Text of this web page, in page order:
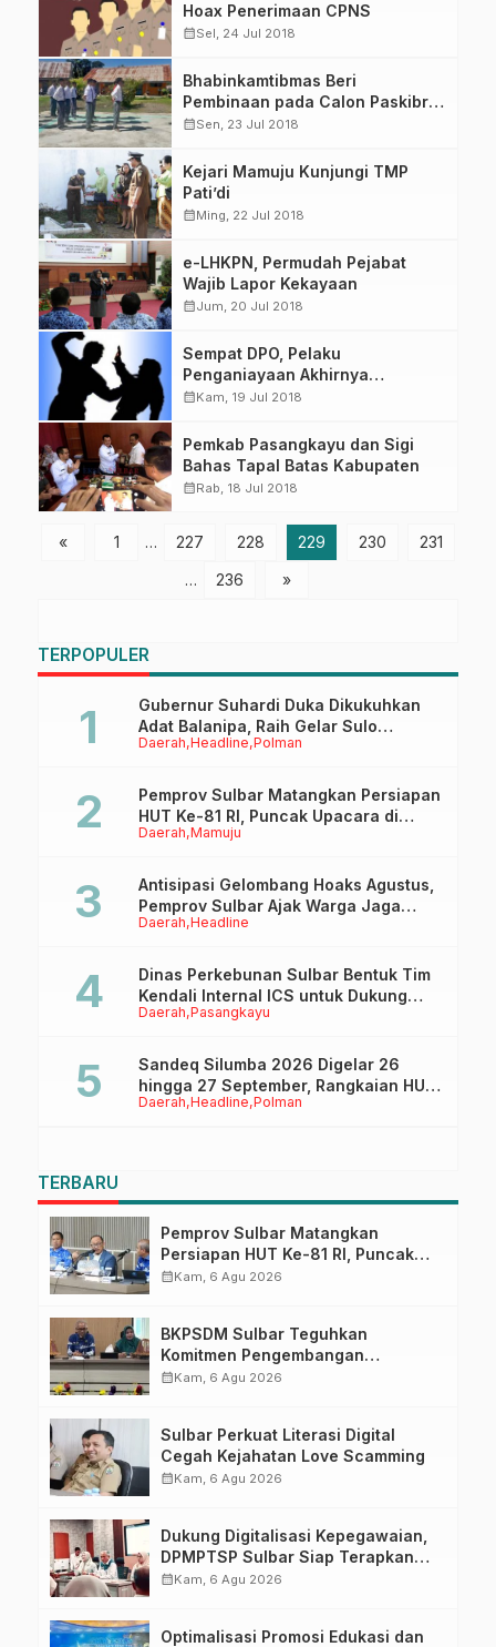
Hoax Penerimaan CPNS
calendar_monthSel, 24 Jul 2018
Bhabinkamtibmas Beri
Pembinaan pada Calon Paskibra
SMA 1 Bambalomutu
calendar_monthSen, 23 Jul 2018
Kejari Mamuju Kunjungi TMP
Pati’di
calendar_monthMing, 22 Jul 2018
e-LHKPN, Permudah Pejabat
Wajib Lapor Kekayaan
calendar_monthJum, 20 Jul 2018
Sempat DPO, Pelaku
Penganiayaan Akhirnya
Diamankan
calendar_monthKam, 19 Jul 2018
Pemkab Pasangkayu dan Sigi
Bahas Tapal Batas Kabupaten
calendar_monthRab, 18 Jul 2018
« 1 … 227 228 229 230
231
…
236 »
TERPOPULER
Daerah Headline Polman
Gubernur Suhardi Duka Dikukuhkan
Adat Balanipa, Raih Gelar Sulo
Tappidena
Daerah Mamuju
Pemprov Sulbar Matangkan Persiapan
HUT Ke-81 RI, Puncak Upacara di
Lapangan Ahmad Kirang
Daerah Headline
Antisipasi Gelombang Hoaks Agustus,
Pemprov Sulbar Ajak Warga Jaga
Ruang Digital
Daerah Pasangkayu
Dinas Perkebunan Sulbar Bentuk Tim
Kendali Internal ICS untuk Dukung
Sertifikasi ISPO Pekebun di
Daerah Headline Polman
Sandeq Silumba 2026 Digelar 26
hingga 27 September, Rangkaian HUT
Sulbar
TERBARU
Pemprov Sulbar Matangkan
Persiapan HUT Ke-81 RI, Puncak
Upacara di Lapangan Ahmad
calendar_monthKam, 6 Agu 2026
BKPSDM Sulbar Teguhkan
Komitmen Pengembangan
Kompetensi ASN melalui
calendar_monthKam, 6 Agu 2026
Sulbar Perkuat Literasi Digital
Cegah Kejahatan Love Scamming
calendar_monthKam, 6 Agu 2026
Dukung Digitalisasi Kepegawaian,
DPMPTSP Sulbar Siap Terapkan
Aplikasi FLEKSI ASN
calendar_monthKam, 6 Agu 2026
Optimalisasi Promosi Edukasi dan